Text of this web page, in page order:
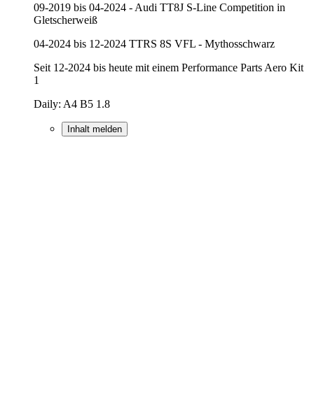
09-2019 bis 04-2024 - Audi TT8J S-Line Competition in
Gletscherweiß
04-2024 bis 12-2024 TTRS 8S VFL - Mythosschwarz
Seit 12-2024 bis heute mit einem Performance Parts Aero Kit
1
Daily: A4 B5 1.8
Inhalt melden